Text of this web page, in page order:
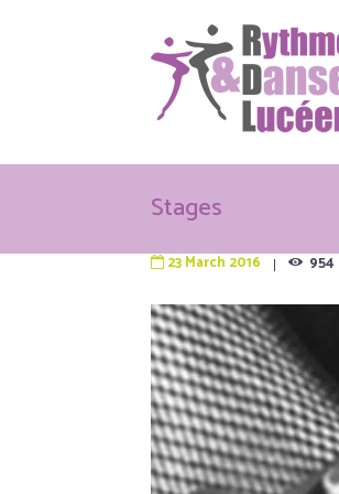
Stages
23 March 2016 954